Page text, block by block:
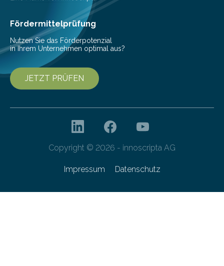
Fördermittelprüfung
Nutzen Sie das Förderpotenzial
in Ihrem Unternehmen optimal aus?
JETZT PRÜFEN
Copyright © 2026 - innoscripta AG
Impressum Datenschutz